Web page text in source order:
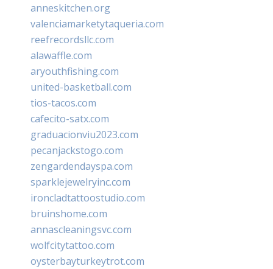
anneskitchen.org
valenciamarketytaqueria.com
reefrecordsllc.com
alawaffle.com
aryouthfishing.com
united-basketball.com
tios-tacos.com
cafecito-satx.com
graduacionviu2023.com
pecanjackstogo.com
zengardendayspa.com
sparklejewelryinc.com
ironcladtattoostudio.com
bruinshome.com
annascleaningsvc.com
wolfcitytattoo.com
oysterbayturkeytrot.com